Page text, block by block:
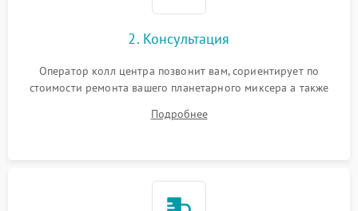
2. Консультация
Оператор колл центра позвонит вам, сориентирует по
стоимости ремонта вашего планетарного миксера а также
Подробнее